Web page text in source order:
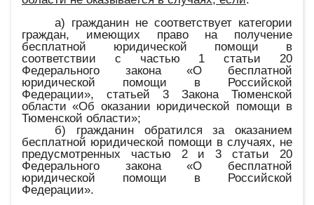
а) гражданин не соответствует категории
граждан, имеющих право на получение
бесплатной юридической помощи в
соответствии с частью 1 статьи 20
Федерального закона «О бесплатной
юридической помощи в Российской
Федерации», статьей 3 Закона Тюменской
области «Об оказании юридической помощи в
Тюменской области»;
б) гражданин обратился за оказанием
бесплатной юридической помощи в случаях, не
предусмотренных частью 2 и 3 статьи 20
Федерального закона «О бесплатной
юридической помощи в Российской
Федерации».